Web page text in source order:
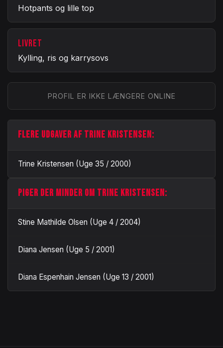
Hotpants og lille top
LIVRET
Kylling, ris og karrysovs
PROFIL ER IKKE LÆNGERE ONLINE
FLERE UDGAVER AF TRINE KRISTENSEN:
Trine Kristensen (Uge 35 / 2000)
PIGER DER MINDER OM TRINE KRISTENSEN:
Stine Mathilde Olsen (Uge 4 / 2004)
Diana Jensen (Uge 5 / 2001)
Diana Espenhain Jensen (Uge 13 / 2001)